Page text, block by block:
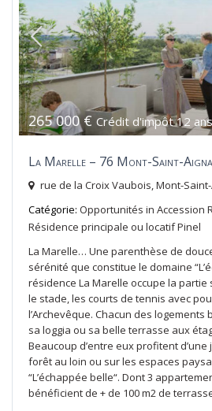
265 000 € Crédit d'impôt 12
La Marelle – 76 Mont-Saint-
rue de la Croix Vaubois,Mont-
Catégorie: Opportunités in Accession
Résidence principale ou locatif Pinel
La Marelle… Une parenthèse de
sérénité que constitue le domaine
résidence La Marelle occupe la partie
le stade, les courts de tennis avec
l’Archevêque. Chacun des
sa loggia ou sa belle terrasse aux
Beaucoup d’entre eux profitent
forêt au loin ou sur les espaces
“L’échappée belle“. Dont 3
bénéficient de + de 100 m2 de